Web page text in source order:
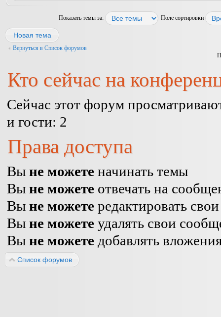
Показать темы за: Поле сортировки
Новая тема
Вернуться в Список форумов
Кто сейчас на
Сейчас этот форум
и гости: 2
Права доступа
Вы не можете начинать темы
Вы не можете отвечать на
Вы не можете редактировать
Вы не можете удалять свои
Вы не можете добавлять
Список форумов